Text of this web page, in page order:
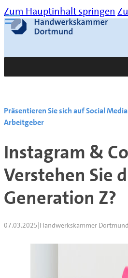
Zum Hauptinhalt springen
Suche
Präsentieren Sie sich auf Social
Arbeitgeber
Instagram &
Verstehen Sie
Generation Z?
07.03.2025|Handwerkskammer Dortmund